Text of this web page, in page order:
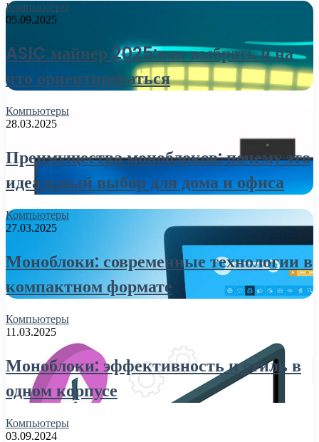
Компьютеры
05.09.2025
ASIC майнер 2025:как выбрать и на
что ориентироваться
Компьютеры
28.03.2025
Преимущества моноблоков: почему это
идеальный выбор для дома и офиса
Компьютеры
27.03.2025
Моноблоки: современные технологии в
компактном формате
Компьютеры
11.03.2025
Моноблоки: эффективность и стиль в
одном корпусе
Компьютеры
03.09.2024